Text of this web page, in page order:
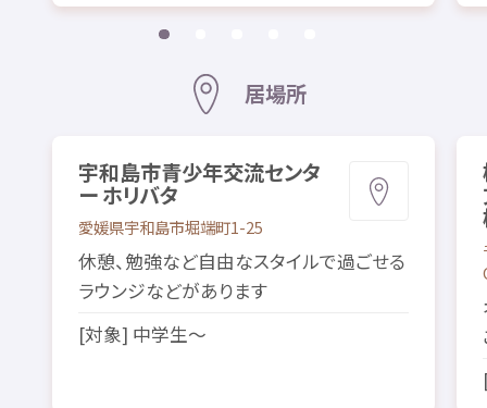
居場所
宇和島市青少年交流センタ
ー ホリバタ
愛媛県宇和島市堀端町1-25
休憩、勉強など自由なスタイルで過ごせる
ラウンジなどがあります
[対象] 中学生～